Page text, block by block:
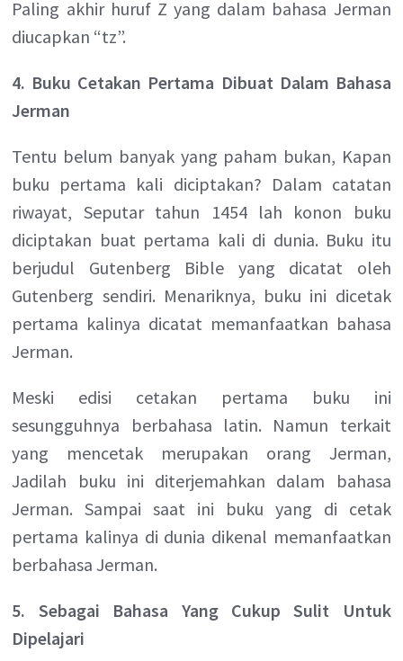
Paling akhir huruf Z yang dalam bahasa Jerman
diucapkan “tz”.
4. Buku Cetakan Pertama Dibuat Dalam Bahasa
Jerman
Tentu belum banyak yang paham bukan, Kapan
buku pertama kali diciptakan? Dalam catatan
riwayat, Seputar tahun 1454 lah konon buku
diciptakan buat pertama kali di dunia. Buku itu
berjudul Gutenberg Bible yang dicatat oleh
Gutenberg sendiri. Menariknya, buku ini dicetak
pertama kalinya dicatat memanfaatkan bahasa
Jerman.
Meski edisi cetakan pertama buku ini
sesungguhnya berbahasa latin. Namun terkait
yang mencetak merupakan orang Jerman,
Jadilah buku ini diterjemahkan dalam bahasa
Jerman. Sampai saat ini buku yang di cetak
pertama kalinya di dunia dikenal memanfaatkan
berbahasa Jerman.
5. Sebagai Bahasa Yang Cukup Sulit Untuk
Dipelajari